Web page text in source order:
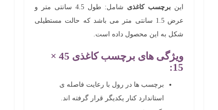
این برچسب کاغذی
شامل: طول 4.5 سانتی متر و
عرض 1.5 سانتی متر می باشد که حالت مستطیلی
شکل به این محصول داده است.
ویژگی های برچسب کاغذی 45 ×
15:
برچسب ها در رول با رعایت فاصله ی
استاندارد کنار یکدیگر قرار گرفته اند.